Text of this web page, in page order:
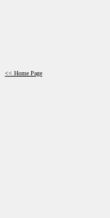
<< Home Page